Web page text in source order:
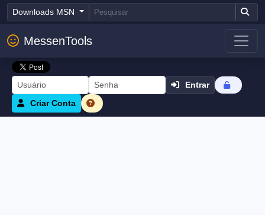
Downloads MSN
MessenTools
Entrar
Criar Conta